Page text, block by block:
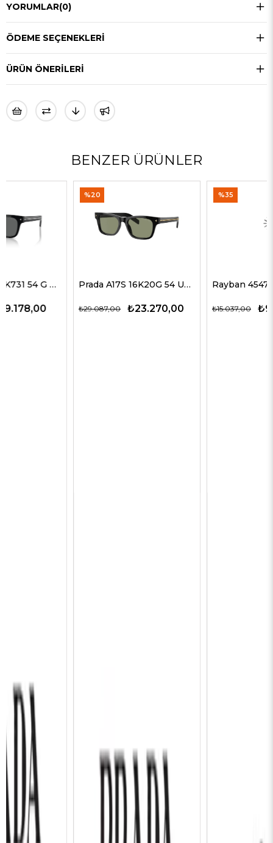
YORUMLAR(0)
ÖDEME SEÇENEKLERI
ÜRÜN ÖNERILERI
BENZER ÜRÜNLER
Prada A17S 16K20G 54 Unisex Güneş Gözlükleri
₺23.270,00
₺29.087,00
Rayban 4547 601/58 60 Erkek Güneş Gözlükleri
₺9.774,00
₺15.037,00